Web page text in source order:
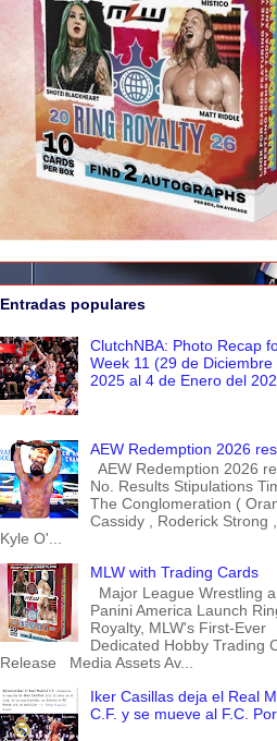
Entradas populares
ClutchNBA: Photo Recap
Week 11 (29 de Diciembre
2025 al 4 de Enero del
AEW Redemption 2026
AEW Redemption 2026
No. Results Stipulations
The Conglomeration (
Cassidy , Roderick Strong
Kyle O'...
MLW with Trading Cards
Major League Wrestling
Panini America Launch
Royalty, MLW's First-Ever
Dedicated Hobby Trading
Release Media Assets Av...
Iker Casillas deja el Real
C.F. y se mueve al F.C.